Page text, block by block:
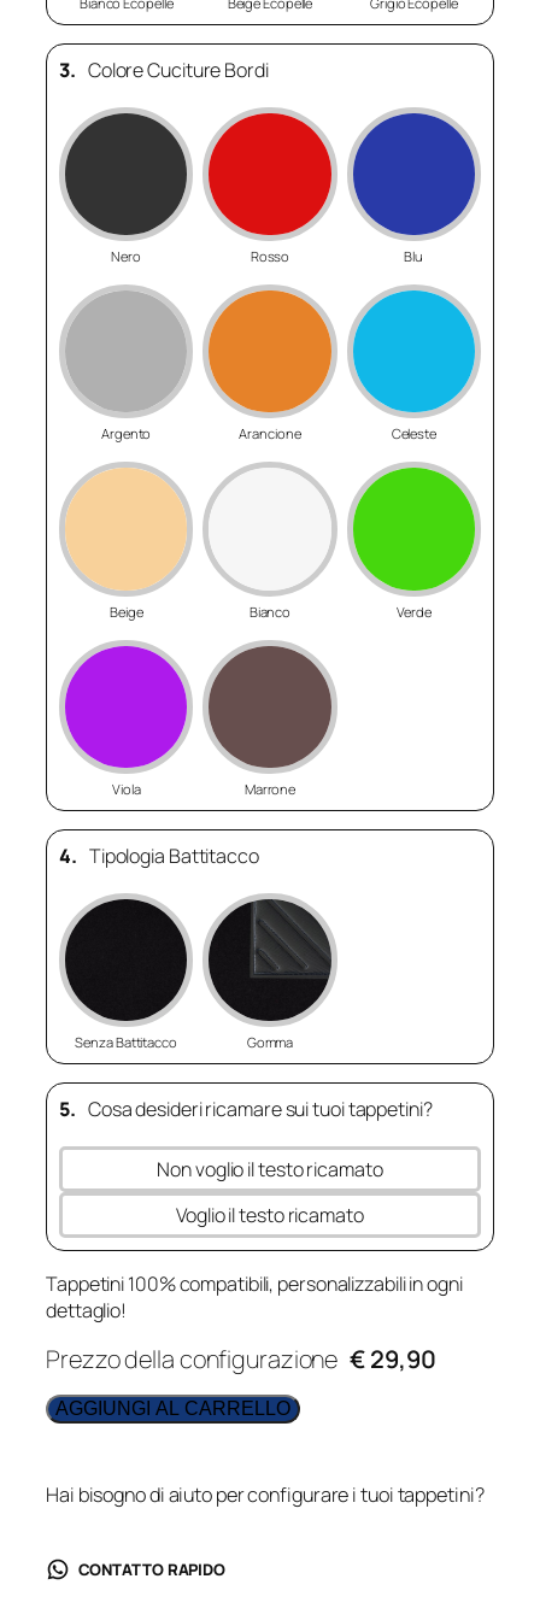
3. Colore Cuciture Bordi
Nero Rosso Blu
Argento Arancione Celeste
Beige Bianco Verde
Viola Marrone
4. Tipologia Battitacco
Senza Battitacco Gomma
5. Cosa desideri ricamare sui tuoi tappetini?
Non voglio il testo ricamato
Voglio il testo ricamato
Tappetini 100% compatibili, personalizzabili in ogni
dettaglio!
Prezzo della configurazione € 29,90
AGGIUNGI AL CARRELLO
Hai bisogno di aiuto per configurare i tuoi tappetini?
CONTATTO RAPIDO